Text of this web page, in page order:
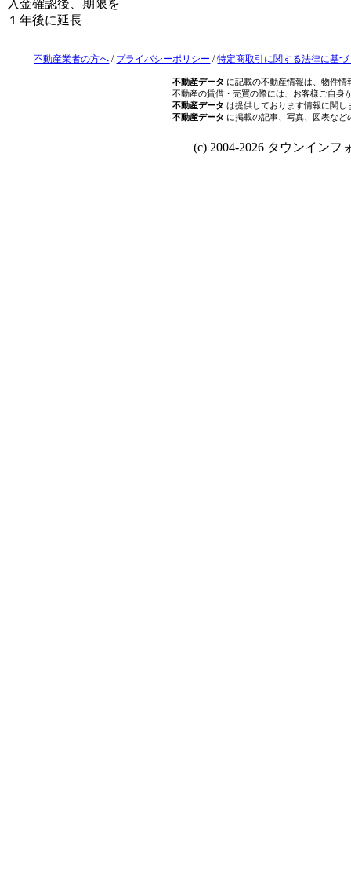
入金確認後、期限を
１年後に延長
不動産業者の方へ / プライバシーポリシー /特定商取引に関する法律に基
不動産データ に記載の不動産情報は、物件
不動産の賃借・売買の際には、お客様ご自身
不動産データ は提供しております情報に関し
不動産データ に掲載の記事、写真、図表な
(c) 2004-2026 タウンインフ